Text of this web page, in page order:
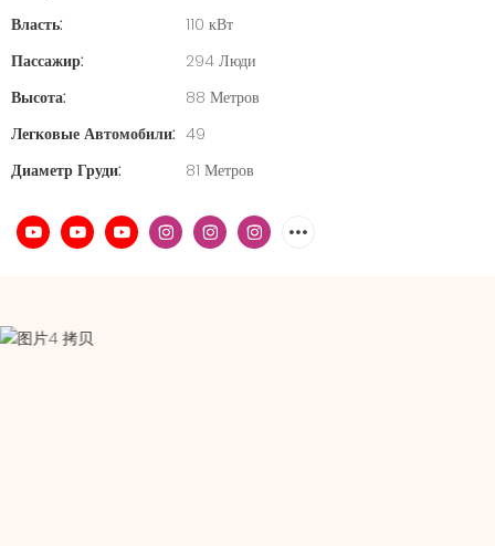
Власть:
110 кВт
Пассажир:
294 Люди
Высота:
88 Метров
Легковые Автомобили: 49
Диаметр Груди:
81 Метров